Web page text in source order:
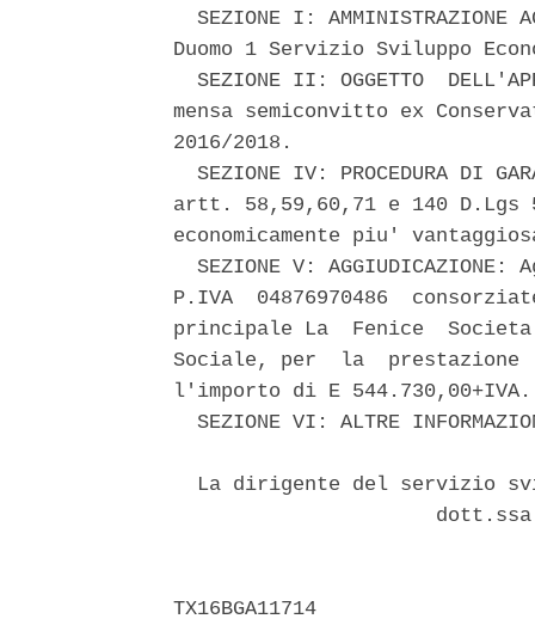
SEZIONE I: AMMINISTRAZIONE
Duomo 1 Servizio Sviluppo
SEZIONE II: OGGETTO
mensa semiconvitto ex
2016/2018.
SEZIONE IV: PROCEDURA DI
artt. 58,59,60,71 e 140 D.Lgs
economicamente piu'
SEZIONE V: AGGIUDICAZIONE:
P.IVA  04876970486
principale La  Fenice
Sociale, per  la  prestazione
l'importo di E
SEZIONE VI: ALTRE
La dirigente del servizio